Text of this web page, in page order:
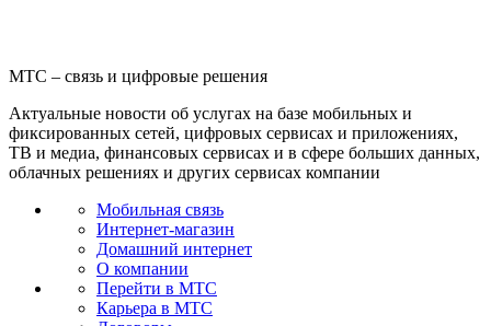
МТС – связь и цифровые решения
Актуальные новости об услугах на базе мобильных и
фиксированных сетей, цифровых сервисах и приложениях,
ТВ и медиа, финансовых сервисах и в сфере больших данных,
облачных решениях и других сервисах компании
Мобильная связь
Интернет-магазин
Домашний интернет
О компании
Перейти в МТС
Карьера в МТС